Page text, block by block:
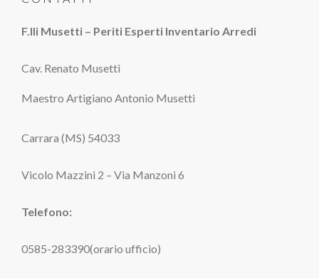
F.lli Musetti – Periti Esperti Inventario Arredi
Cav. Renato Musetti
Maestro Artigiano Antonio Musetti
Carrara (MS) 54033
Vicolo Mazzini 2 – Via Manzoni 6
Telefono:
0585-283390(orario ufficio)